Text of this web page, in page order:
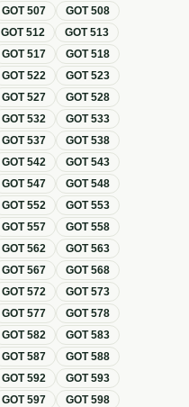
GOT507 GOT508
GOT512 GOT513
GOT517 GOT518
GOT522 GOT523
GOT527 GOT528
GOT532 GOT533
GOT537 GOT538
GOT542 GOT543
GOT547 GOT548
GOT552 GOT553
GOT557 GOT558
GOT562 GOT563
GOT567 GOT568
GOT572 GOT573
GOT577 GOT578
GOT582 GOT583
GOT587 GOT588
GOT592 GOT593
GOT597 GOT598